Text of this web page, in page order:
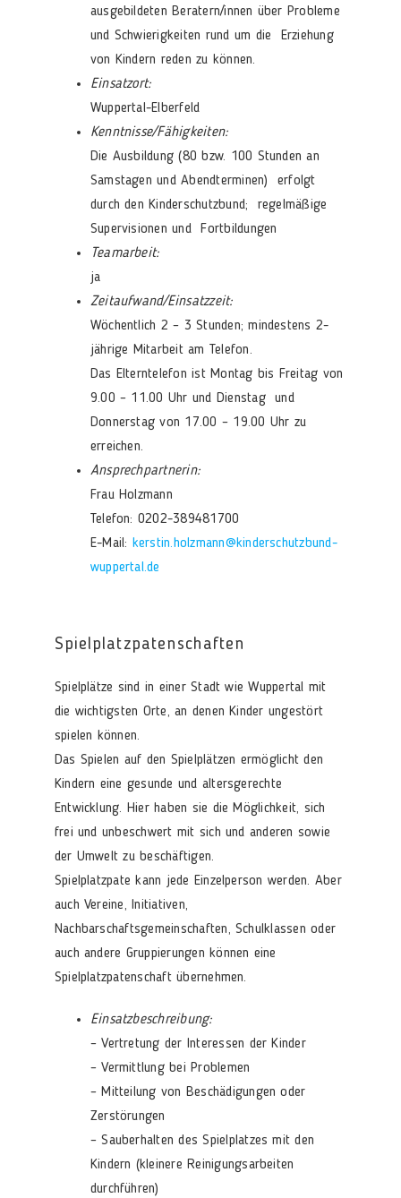
ausgebildeten Beratern/innen über Probleme
und Schwierigkeiten rund um die Erziehung
von Kindern reden zu können.
Einsatzort:
Wuppertal-Elberfeld
Kenntnisse/Fähigkeiten:
Die Ausbildung (80 bzw. 100 Stunden an
Samstagen und Abendterminen) erfolgt
durch den Kinderschutzbund; regelmäßige
Supervisionen und Fortbildungen
Teamarbeit:
ja
Zeitaufwand/Einsatzzeit:
Wöchentlich 2 – 3 Stunden; mindestens 2-
jährige Mitarbeit am Telefon.
Das Elterntelefon ist Montag bis Freitag von
9.00 – 11.00 Uhr und Dienstag und
Donnerstag von 17.00 – 19.00 Uhr zu
erreichen.
Ansprechpartnerin:
Frau Holzmann
Telefon: 0202-389481700
E-Mail: kerstin.holzmann@kinderschutzbund-
wuppertal.de
Spielplatzpatenschaften
Spielplätze sind in einer Stadt wie Wuppertal mit
die wichtigsten Orte, an denen Kinder ungestört
spielen können.
Das Spielen auf den Spielplätzen ermöglicht den
Kindern eine gesunde und altersgerechte
Entwicklung. Hier haben sie die Möglichkeit, sich
frei und unbeschwert mit sich und anderen sowie
der Umwelt zu beschäftigen.
Spielplatzpate kann jede Einzelperson werden. Aber
auch Vereine, Initiativen,
Nachbarschaftsgemeinschaften, Schulklassen oder
auch andere Gruppierungen können eine
Spielplatzpatenschaft übernehmen.
Einsatzbeschreibung:
– Vertretung der Interessen der Kinder
– Vermittlung bei Problemen
– Mitteilung von Beschädigungen oder
Zerstörungen
– Sauberhalten des Spielplatzes mit den
Kindern (kleinere Reinigungsarbeiten
durchführen)